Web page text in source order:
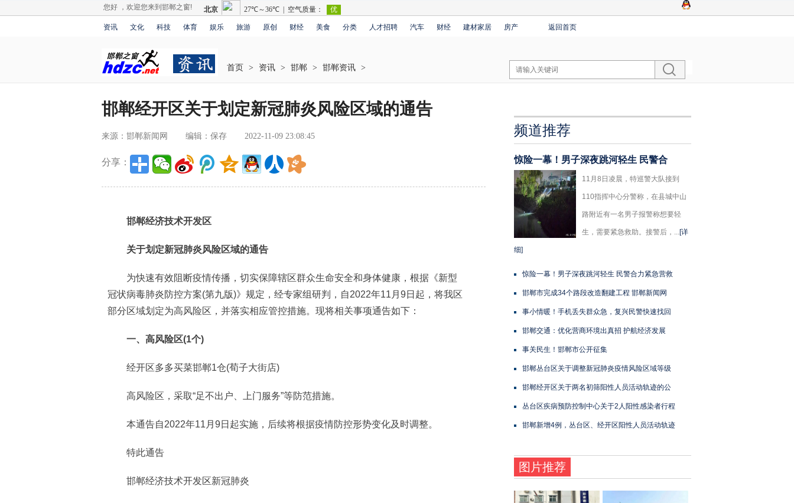
您好 ，欢迎您来到邯郸之窗!
资讯 文化 科技 体育 娱乐 旅游 原创 财经 美食 分类 人才招聘 汽车 财经 建材家居 房产 返回首页
首页 > 资讯 > 邯郸 > 邯郸资讯 >
邯郸经开区关于划定新冠肺炎风险区域的通告
来源：邯郸新闻网 编辑：保存 2022-11-09 23:08:45
分享：
邯郸经济技术开发区
关于划定新冠肺炎风险区域的通告
为快速有效阻断疫情传播，切实保障辖区群众生命安全和身体健康，根据《新型
冠状病毒肺炎防控方案(第九版)》规定，经专家组研判，自2022年11月9日起，将我区
部分区域划定为高风险区，并落实相应管控措施。现将相关事项通告如下：
一、高风险区(1个)
经开区多多买菜邯郸1仓(荀子大街店)
高风险区，采取“足不出户、上门服务”等防范措施。
本通告自2022年11月9日起实施，后续将根据疫情防控形势变化及时调整。
特此通告
邯郸经济技术开发区新冠肺炎
频道推荐
惊险一幕！男子深夜跳河轻生 民警合
11月8日凌晨，特巡警大队接到
110指挥中心分警称，在县城中山
路附近有一名男子报警称想要轻
生，需要紧急救助。接警后，...[详
细]
惊险一幕！男子深夜跳河轻生 民警合力紧急营救
邯郸市完成34个路段改造翻建工程 邯郸新闻网
事小情暖！手机丢失群众急，复兴民警快速找回
邯郸交通：优化营商环境出真招 护航经济发展
事关民生！邯郸市公开征集
邯郸丛台区关于调整新冠肺炎疫情风险区域等级
邯郸经开区关于两名初筛阳性人员活动轨迹的公
丛台区疾病预防控制中心关于2人阳性感染者行程
邯郸新增4例，丛台区、经开区阳性人员活动轨迹
图片推荐